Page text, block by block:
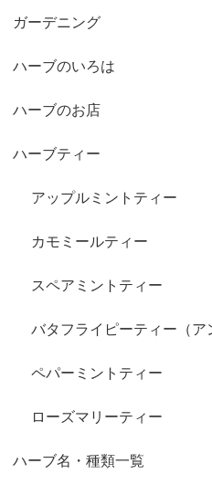
ガーデニング
ハーブのいろは
ハーブのお店
ハーブティー
アップルミントティー
カモミールティー
スペアミントティー
バタフライピーティー（ア
ペパーミントティー
ローズマリーティー
ハーブ名・種類一覧